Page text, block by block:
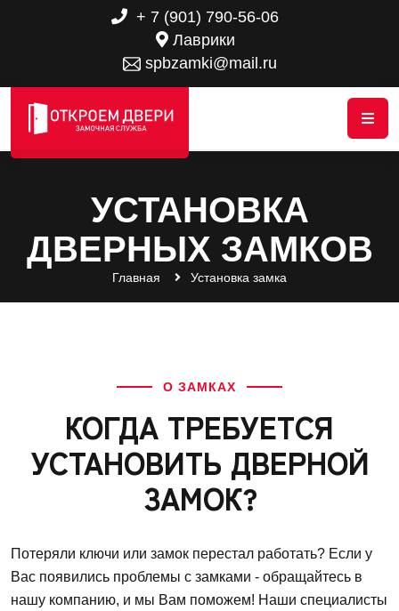
+ 7 (901) 790-56-06
Лаврики
spbzamki@mail.ru
УСТАНОВКА
ДВЕРНЫХ ЗАМКОВ
Главная Установка замка
О ЗАМКАХ
КОГДА ТРЕБУЕТСЯ
УСТАНОВИТЬ ДВЕРНОЙ
ЗАМОК?
Потеряли ключи или замок перестал работать? Если у
Вас появились проблемы с замками - обращайтесь в
нашу компанию, и мы Вам поможем! Наши специалисты